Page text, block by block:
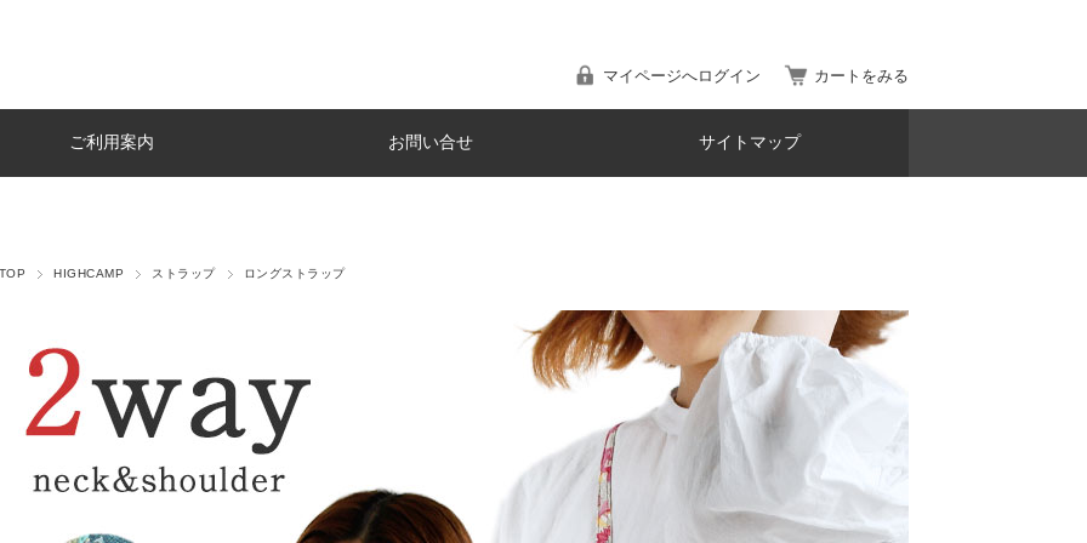
マイページへログイン カートをみる
ご利用案内 お問い合せ サイトマップ
TOP HIGHCAMP ストラップ ロングストラップ